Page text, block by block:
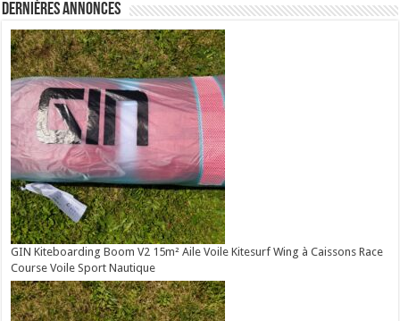
Dernières annonces
GIN Kiteboarding Boom V2 15m² Aile Voile Kitesurf Wing à Caissons Race
Course Voile Sport Nautique